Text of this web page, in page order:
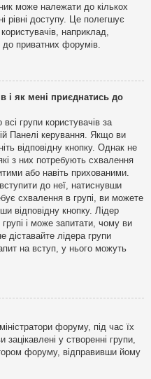
може належати до кількох
рівні доступу. Це полегшує
наприклад,
приватних форумів.
і як мені приєднатись до
групи користувачів за
Панелі керування. Якщо ви
відповідну кнопку. Однак не
з них потребують схвалення
або навіть прихованими.
до неї, натиснувши
схвалення в групі, ви можете
відповідну кнопку. Лідер
і може запитати, чому ви
лідера групи
на вступ, у нього можуть
форуму, під час їх
у створенні групи,
форуму, відправивши йому